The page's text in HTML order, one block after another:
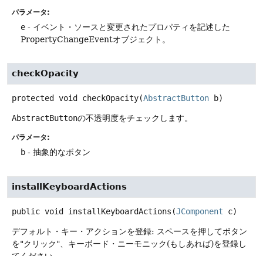
パラメータ:
e - イベント・ソースと変更されたプロパティを記述した
PropertyChangeEventオブジェクト。
checkOpacity
protected void checkOpacity(AbstractButton b)
AbstractButtonの不透明度をチェックします。
パラメータ:
b - 抽象的なボタン
installKeyboardActions
public void installKeyboardActions (JComponent c)
デフォルト・キー・アクションを登録: スペースを押してボタン
を"クリック"、キーボード・ニーモニック(もしあれば)を登録し